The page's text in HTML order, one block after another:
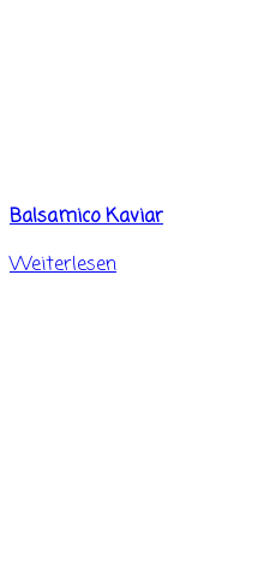
Balsamico Kaviar
Weiterlesen